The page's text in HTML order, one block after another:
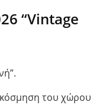
“Vintage
του χώρου